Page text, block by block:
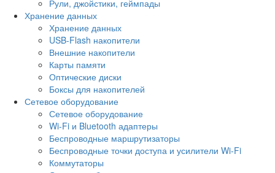
Рули, джойстики, геймпады
Хранение данных
Хранение данных
USB-Flash накопители
Внешние накопители
Карты памяти
Оптические диски
Боксы для накопителей
Сетевое оборудование
Сетевое оборудование
Wi-Fi и Bluetooth адаптеры
Беспроводные маршрутизаторы
Беспроводные точки доступа и усилители Wi-Fi
Коммутаторы